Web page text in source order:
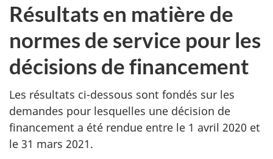
Résultats en matière de
normes de service pour les
décisions de financement
Les résultats ci-dessous sont fondés sur les
demandes pour lesquelles une décision de
financement a été rendue entre le 1 avril 2020 et
le 31 mars 2021.